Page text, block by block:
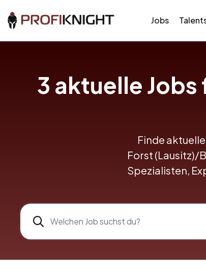
Jobs
3 aktuelle
Finde
Forst (Lausitz)/
Spezialisten,